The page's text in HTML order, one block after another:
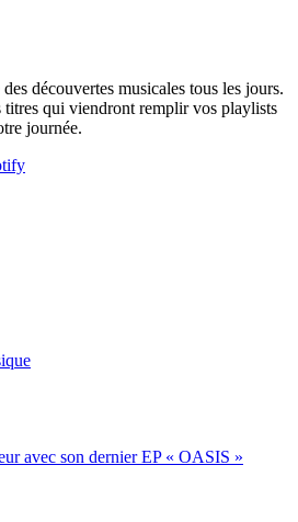
découvertes musicales tous les jours.
titres qui viendront remplir vos playlists
journée.
avec son dernier EP « OASIS »